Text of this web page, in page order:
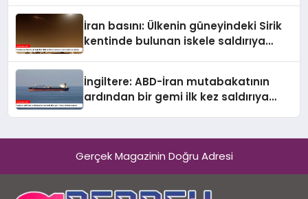
İran basını: Ülkenin güneyindeki Sirik
kentinde bulunan iskele saldırıya
İngiltere: ABD-İran mutabakatının
ardından bir gemi ilk kez saldırıya
Gerçek Magazinin Doğru Adresi